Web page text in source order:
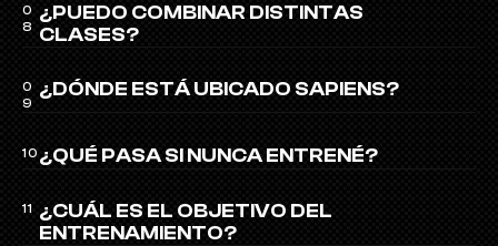
0
8
¿PUEDO COMBINAR DISTINTAS
CLASES?
0
9
¿DÓNDE ESTÁ UBICADO SAPIENS?
10 ¿QUÉ PASA SI NUNCA ENTRENÉ?
11 ¿CUÁL ES EL OBJETIVO DEL
ENTRENAMIENTO?